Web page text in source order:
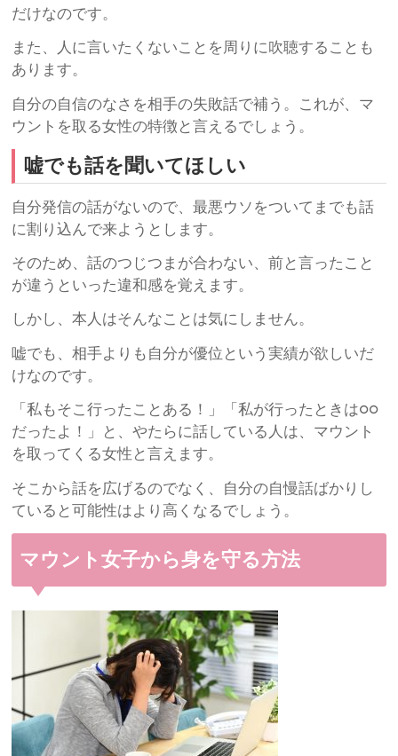
だけなのです。
また、人に言いたくないことを周りに吹聴することも
あります。
自分の自信のなさを相手の失敗話で補う。これが、マ
ウントを取る女性の特徴と言えるでしょう。
嘘でも話を聞いてほしい
自分発信の話がないので、最悪ウソをついてまでも話
に割り込んで来ようとします。
そのため、話のつじつまが合わない、前と言ったこと
が違うといった違和感を覚えます。
しかし、本人はそんなことは気にしません。
嘘でも、相手よりも自分が優位という実績が欲しいだ
けなのです。
「私もそこ行ったことある！」「私が行ったときは○○
だったよ！」と、やたらに話している人は、マウント
を取ってくる女性と言えます。
そこから話を広げるのでなく、自分の自慢話ばかりし
ていると可能性はより高くなるでしょう。
マウント女子から身を守る方法